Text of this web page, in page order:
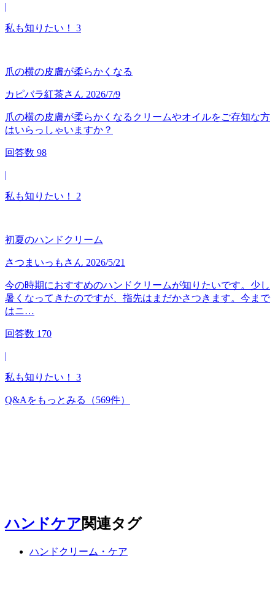
|
私も知りたい！ 3
爪の横の皮膚が柔らかくなる
カピバラ紅茶さん 2026/7/9
爪の横の皮膚が柔らかくなるクリームやオイルをご存知な方
はいらっしゃいますか？
回答数 98
|
私も知りたい！ 2
初夏のハンドクリーム
さつまいっも さん 2026/5/21
今の時期におすすめのハンドクリームが知りたいです。少し
暑くなってきたのですが、指先はまだかさつきます。今まで
はニ…
回答数 170
|
私も知りたい！ 3
Q&Aをもっとみる （569件）
ハンドケア関連タグ
ハンドクリーム・ケア